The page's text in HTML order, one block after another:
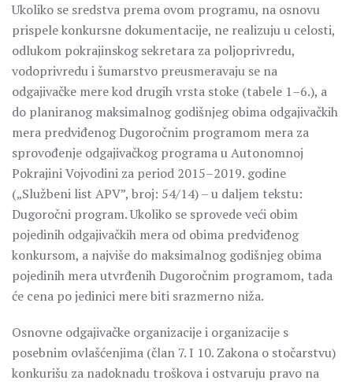
Ukoliko se sredstva prema ovom programu, na osnovu
prispele konkursne dokumentacije, ne realizuju u celosti,
odlukom pokrajinskog sekretara za poljoprivredu,
vodoprivredu i šumarstvo preusmeravaju se na
odgajivačke mere kod drugih vrsta stoke (tabele 1–6.), a
do planiranog maksimalnog godišnjeg obima odgajivačkih
mera predviđenog Dugoročnim programom mera za
sprovođenje odgajivačkog programa u Autonomnoj
Pokrajini Vojvodini za period 2015–2019. godine
(„Službeni list APV”, broj: 54/14) – u daljem tekstu:
Dugoročni program. Ukoliko se sprovede veći obim
pojedinih odgajivačkih mera od obima predviđenog
konkursom, a najviše do maksimalnog godišnjeg obima
pojedinih mera utvrđenih Dugoročnim programom, tada
će cena po jedinici mere biti srazmerno niža.
Osnovne odgajivačke organizacije i organizacije s
posebnim ovlašćenjima (član 7. I 10. Zakona o stočarstvu)
konkurišu za nadoknadu troškova i ostvaruju pravo na